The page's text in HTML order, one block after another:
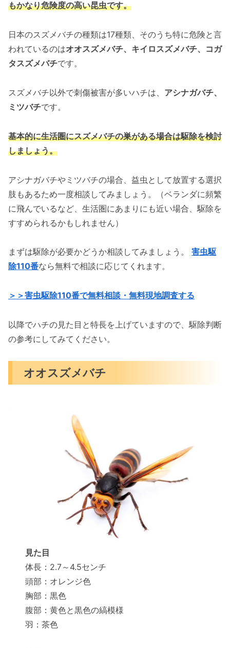
もかなり危険度の高い昆虫です。
日本のスズメバチの種類は17種類、そのうち特に危険と言
われているのはオオスズメバチ、キイロスズメバチ、コガ
タスズメバチです。
スズメバチ以外で刺傷被害が多いハチは、 アシナガバチ、
ミツバチです。
基本的に生活圏にスズメバチの巣がある場合は駆除を検討
しましょう。
アシナガバチやミツバチの場合、益虫として放置する選択
肢もあるため一度相談してみましょう。（ベランダに頻繁
に飛んでいるなど、生活圏にあまりにも近い場合、駆除を
すすめられるかもしれません）
まずは駆除が必要かどうか相談してみましょう。 害虫駆
除110番なら無料で相談に応じてくれます。
＞＞害虫駆除110番で無料相談・無料現地調査する
以降でハチの見た目と特長を上げていますので、駆除判断
の参考にしてみてください。
オオスズメバチ
見た目
体長：2.7～4.5センチ
頭部：オレンジ色
胸部：黒色
腹部：黄色と黒色の縞模様
羽：茶色